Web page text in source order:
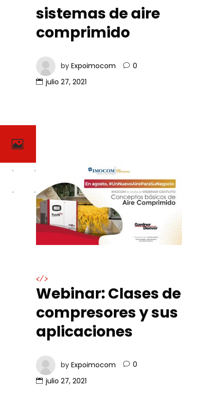
sistemas de aire
comprimido
by Expoimocom
0
julio 27, 2021
</>
Webinar: Clases de
compresores y sus
aplicaciones
by Expoimocom
0
julio 27, 2021